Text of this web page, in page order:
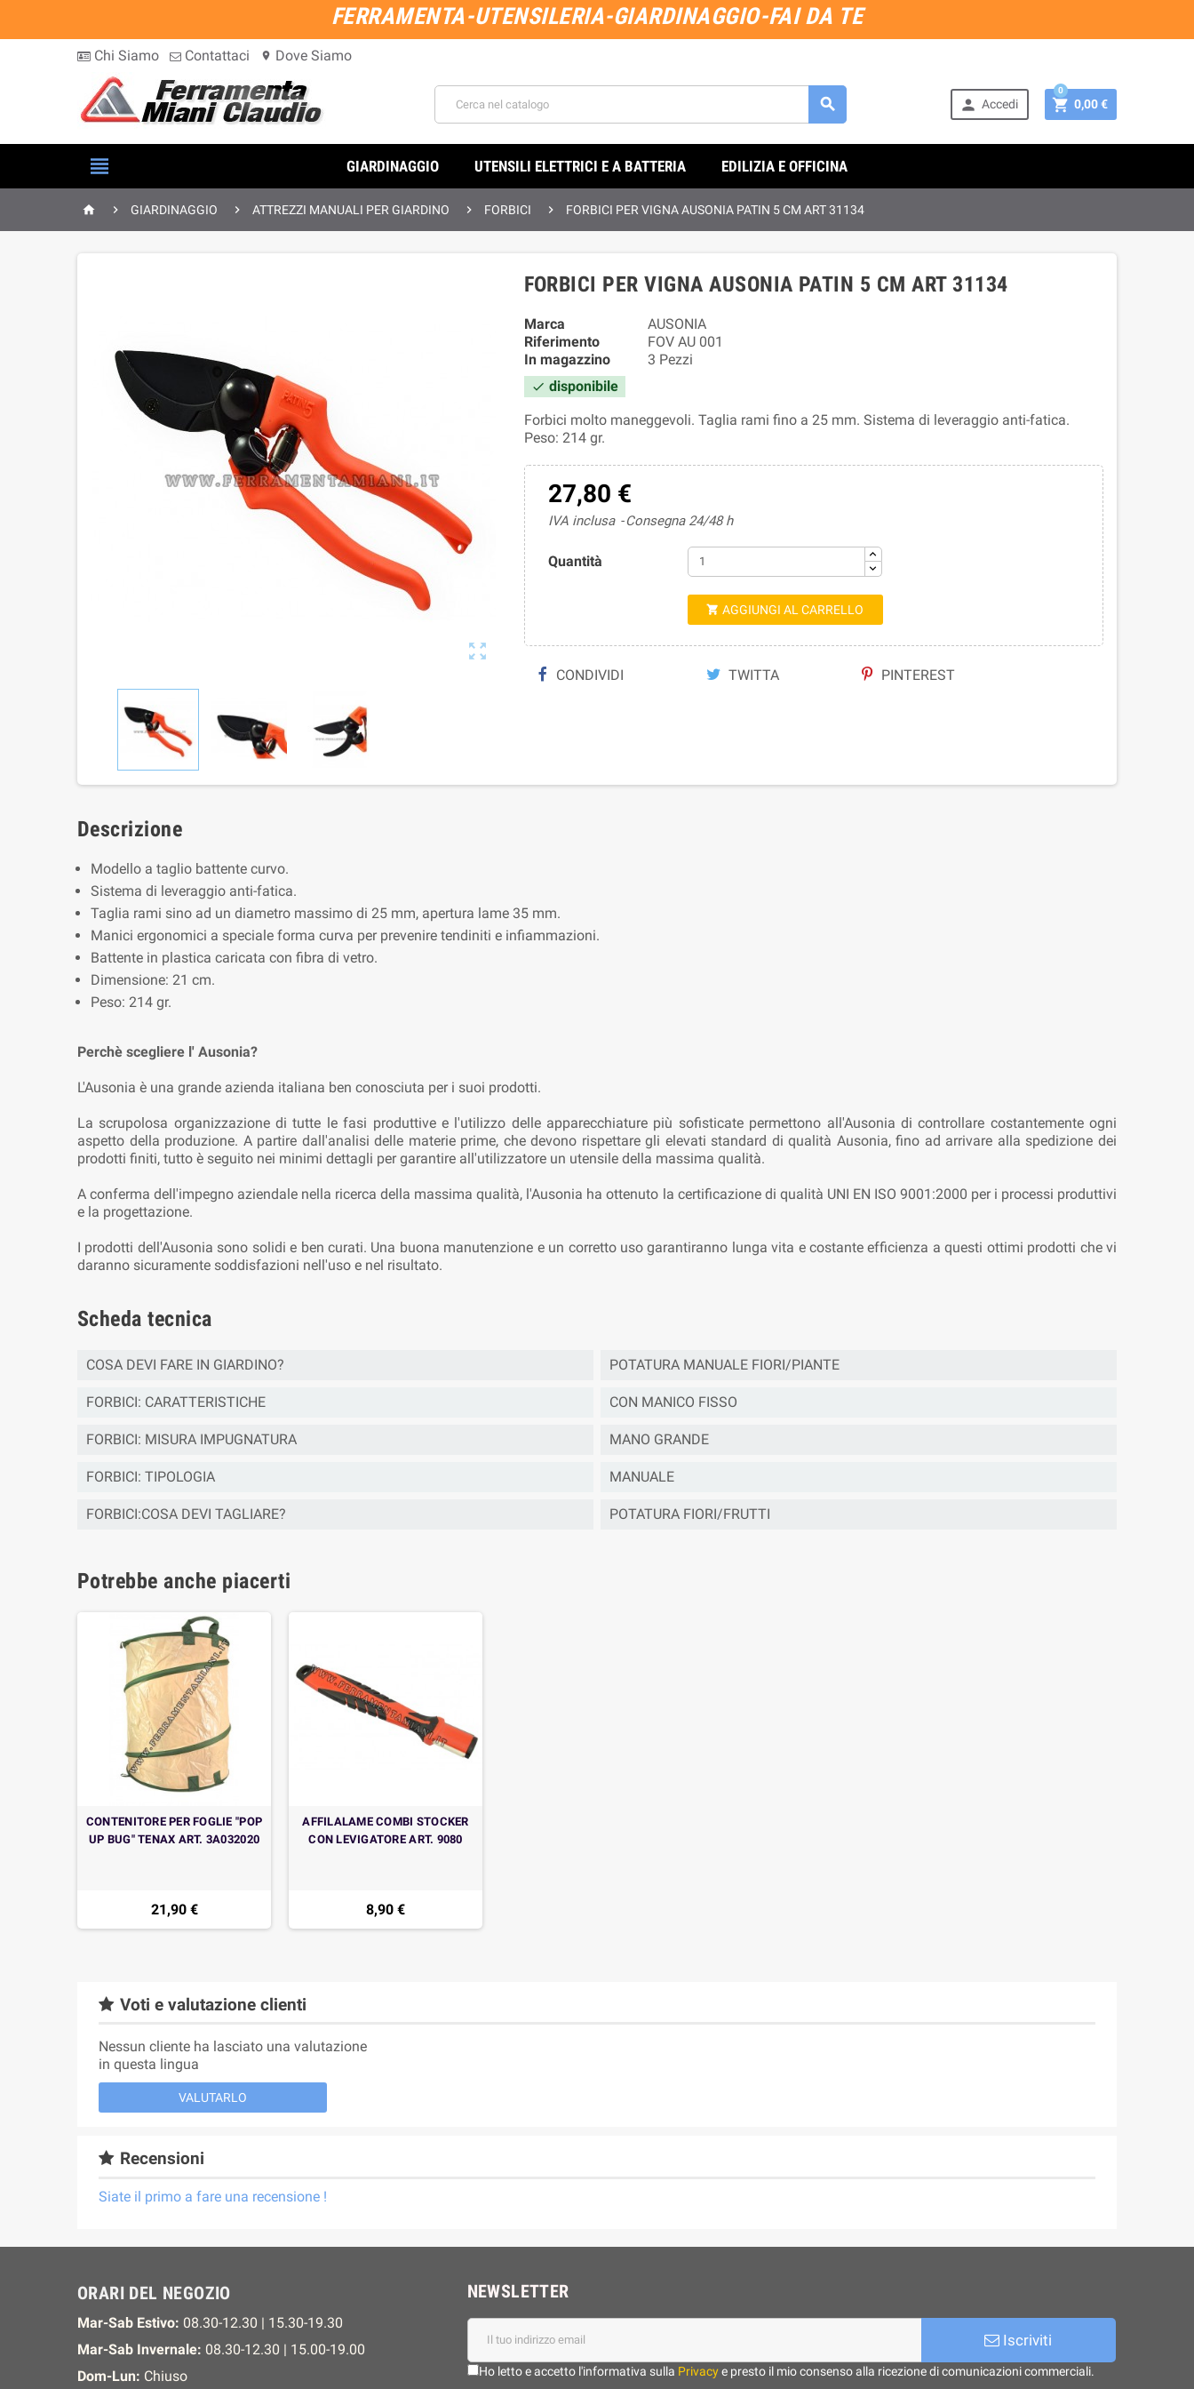
FERRAMENTA-UTENSILERIA-GIARDINAGGIO-FAI DA TE
Chi Siamo Contattaci location_on Dove Siamo
  Accedi  0,00 €
0
 GIARDINAGGIO UTENSILI ELETTRICI E A BATTERIA EDILIZIA E OFFICINA
  GIARDINAGGIO  ATTREZZI MANUALI PER GIARDINO  FORBICI  FORBICI PER VIGNA AUSONIA PATIN 5 CM ART 31134

FORBICI PER VIGNA AUSONIA PATIN 5 CM ART 31134
Marca
AUSONIA
Riferimento
FOV AU 001
In magazzino
3 Pezzi
 disponibile
Forbici molto maneggevoli. Taglia rami fino a 25 mm. Sistema di leveraggio anti-fatica.
Peso: 214 gr.
27,80 €
IVA inclusa Consegna 24/48 h
Quantità
 AGGIUNGI AL CARRELLO
CONDIVIDI TWITTA PINTEREST
Descrizione
Modello a taglio battente curvo.
Sistema di leveraggio anti-fatica.
Taglia rami sino ad un diametro massimo di 25 mm, apertura lame 35 mm.
Manici ergonomici a speciale forma curva per prevenire tendiniti e infiammazioni.
Battente in plastica caricata con fibra di vetro.
Dimensione: 21 cm.
Peso: 214 gr.
Perchè scegliere l' Ausonia?
L'Ausonia è una grande azienda italiana ben conosciuta per i suoi prodotti.
La scrupolosa organizzazione di tutte le fasi produttive e l'utilizzo delle apparecchiature più sofisticate permettono all'Ausonia di controllare costantemente ogni
aspetto della produzione. A partire dall'analisi delle materie prime, che devono rispettare gli elevati standard di qualità Ausonia, fino ad arrivare alla spedizione dei
prodotti finiti, tutto è seguito nei minimi dettagli per garantire all'utilizzatore un utensile della massima qualità.
A conferma dell'impegno aziendale nella ricerca della massima qualità, l'Ausonia ha ottenuto la certificazione di qualità UNI EN ISO 9001:2000 per i processi produttivi
e la progettazione.
I prodotti dell'Ausonia sono solidi e ben curati. Una buona manutenzione e un corretto uso garantiranno lunga vita e costante efficienza a questi ottimi prodotti che vi
daranno sicuramente soddisfazioni nell'uso e nel risultato.
Scheda tecnica
COSA DEVI FARE IN GIARDINO? POTATURA MANUALE FIORI/PIANTE
FORBICI: CARATTERISTICHE CON MANICO FISSO
FORBICI: MISURA IMPUGNATURA MANO GRANDE
FORBICI: TIPOLOGIA MANUALE
FORBICI:COSA DEVI TAGLIARE? POTATURA FIORI/FRUTTI
Potrebbe anche piacerti
CONTENITORE PER FOGLIE "POP
UP BUG" TENAX ART. 3A032020
21,90 €
AFFILALAME COMBI STOCKER
CON LEVIGATORE ART. 9080
8,90 €
Voti e valutazione clienti
Nessun cliente ha lasciato una valutazione
in questa lingua
VALUTARLO
Recensioni
Siate il primo a fare una recensione !
ORARI DEL NEGOZIO
Mar-Sab Estivo: 08.30-12.30 | 15.30-19.30
Mar-Sab Invernale: 08.30-12.30 | 15.00-19.00
Dom-Lun: Chiuso
NEWSLETTER
Iscriviti
Ho letto e accetto l'informativa sulla Privacye presto il mio consenso alla ricezione di comunicazioni commerciali.